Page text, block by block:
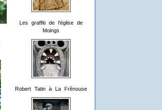
Les graffiti de l'église de
Moings
Robert Tatin à La Frênouse